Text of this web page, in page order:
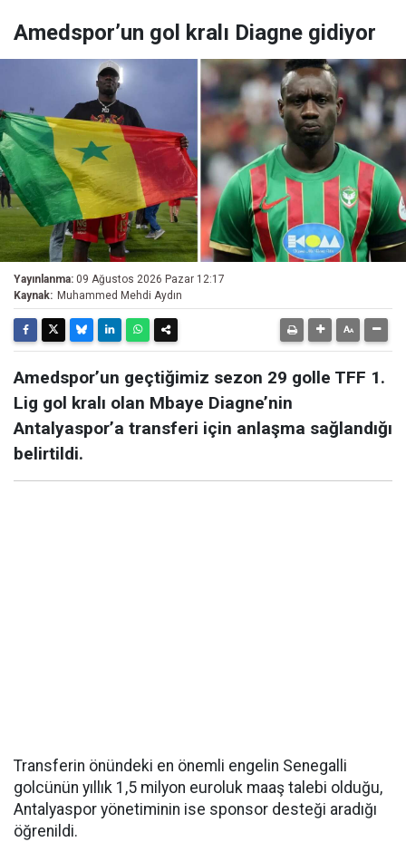
Amedspor’un gol kralı Diagne gidiyor
Yayınlanma: 09 Ağustos 2026 Pazar 12:17
Kaynak: Muhammed Mehdi Aydın
Amedspor’un geçtiğimiz sezon 29 golle TFF 1.
Lig gol kralı olan Mbaye Diagne’nin
Antalyaspor’a transferi için anlaşma sağlandığı
belirtildi.
Transferin önündeki en önemli engelin Senegalli
golcünün yıllık 1,5 milyon euroluk maaş talebi olduğu,
Antalyaspor yönetiminin ise sponsor desteği aradığı
öğrenildi.